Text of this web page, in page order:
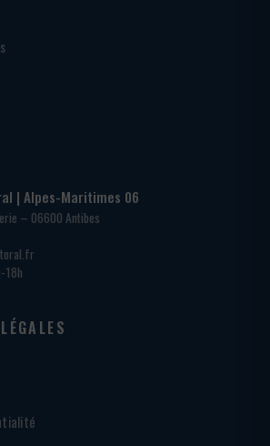
| Alpes-Maritimes 06
– 06600 Antibes
18h